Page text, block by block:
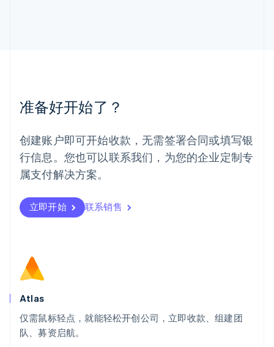
准备好开始了？
创建账户即可开始收款，无需签署合同或填写银
行信息。您也可以联系我们，为您的企业定制专
属支付解决方案。
立即开始 联系销售
Atlas
仅需鼠标轻点，就能轻松开创公司，立即收款、组建团
队、募资启航。
挪威
葡萄牙
Português English
日本
日本語English
瑞典
瑞士
DeutschFrançais
English
斯洛文尼亚
泰国
ไทยEnglish
希腊
English